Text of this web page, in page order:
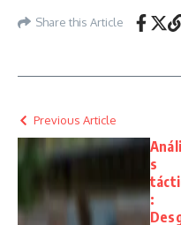
Share this Article
Previous Article
s
: